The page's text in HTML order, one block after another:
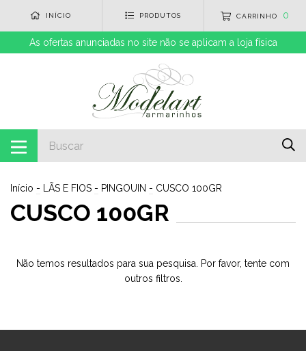
INÍCIO PRODUTOS CARRINHO 0
As ofertas anunciadas no site não se aplicam a loja física
Início - LÃS E FIOS - PINGOUIN - CUSCO 100GR
CUSCO 100GR
Não temos resultados para sua pesquisa. Por favor, tente com
outros filtros.